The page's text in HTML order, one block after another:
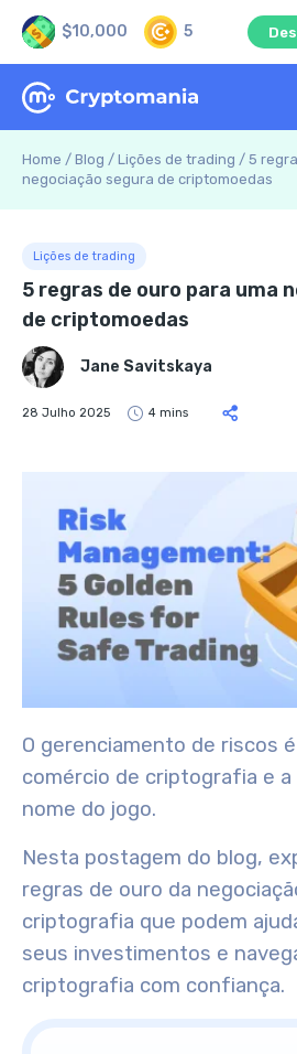
$10,000 5
Home / Blog / Lições de trading / 5
negociação segura de criptomoedas
Lições de trading
5 regras de ouro para uma
de criptomoedas
Jane Savitskaya
28 Julho 2025 4 mins
O gerenciamento de riscos
comércio de criptografia e a
nome do jogo.
Nesta postagem do blog,
regras de ouro da
criptografia que podem
seus investimentos e
criptografia com confiança.